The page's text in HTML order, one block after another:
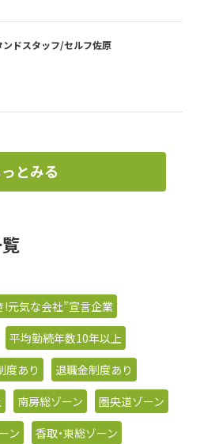
ンドスタッフ/セルフ佐原
とみる
!元気な会社”宣言企業
平均勤続年数10年以上
度あり
退職金制度あり
南房総ゾーン
圏央道ゾーン
ン 香取・東総ゾーン